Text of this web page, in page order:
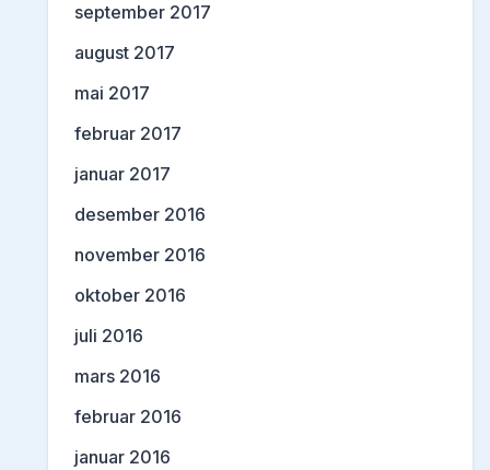
september 2017
august 2017
mai 2017
februar 2017
januar 2017
desember 2016
november 2016
oktober 2016
juli 2016
mars 2016
februar 2016
januar 2016